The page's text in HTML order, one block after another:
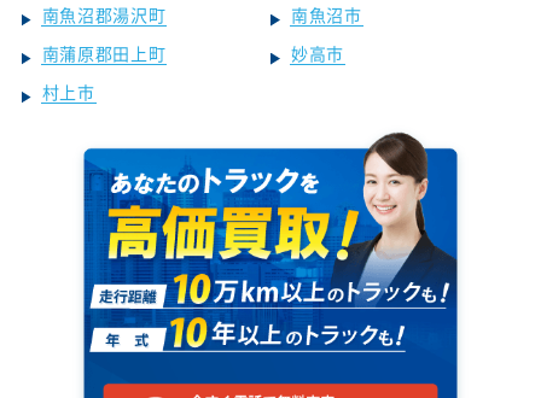
南魚沼郡湯沢町
南魚沼市
南蒲原郡田上町
妙高市
村上市